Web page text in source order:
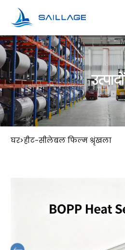
उत्पादों
घर>हीट-सीलेबल फिल्म श्रृंखला